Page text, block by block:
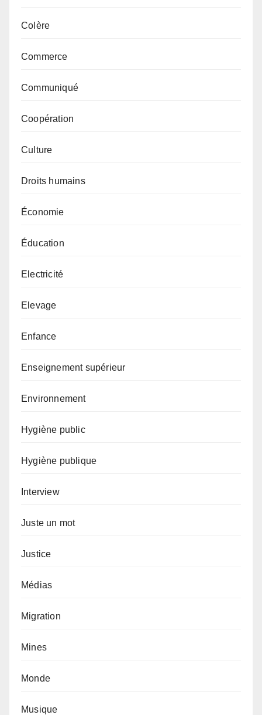
Colère
Commerce
Communiqué
Coopération
Culture
Droits humains
Économie
Éducation
Electricité
Elevage
Enfance
Enseignement supérieur
Environnement
Hygiène public
Hygiène publique
Interview
Juste un mot
Justice
Médias
Migration
Mines
Monde
Musique